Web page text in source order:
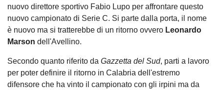
nuovo direttore sportivo Fabio Lupo per affrontare questo
nuovo campionato di Serie C. Si parte dalla porta, il nome
è nuovo ma si tratterebbe di un ritorno ovvero Leonardo
Marson dell'Avellino.
Secondo quanto riferito da Gazzetta del Sud, parti a lavoro
per poter definire il ritorno in Calabria dell'estremo
difensore che ha vinto il campionato con gli irpini ma da